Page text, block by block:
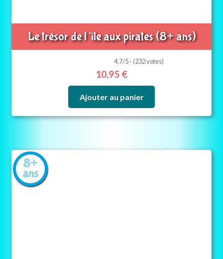
Le trésor de l’île aux pirates (8+ ans)
4.7/5 - (232 votes)
10,95 €
Ajouter au panier
8+
ans